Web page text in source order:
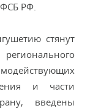
РФ.
стянут
и части
введены